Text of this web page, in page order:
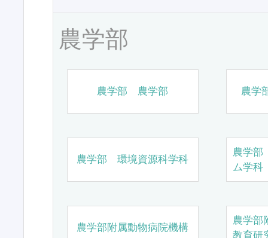
農学部
農学部 農学部 農学
農学部 環境資源科学科
農学
ム学科
農学部附属動物病院機構
農学部
教育研